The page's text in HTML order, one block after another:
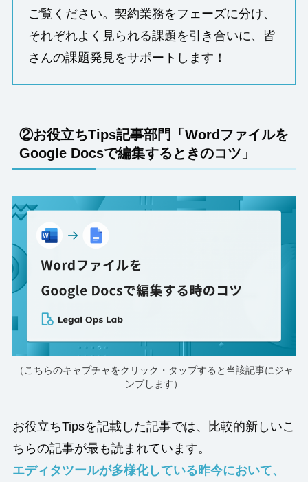
ご覧ください。契約業務をフェーズに分け、
それぞれよく見られる課題を引き合いに、皆
さんの課題発見をサポートします！
②お役立ちTips記事部門「Wordファイルを
Google Docsで編集するときのコツ」
（こちらのキャプチャをクリック・タップすると当該記事にジャ
ンプします）
お役立ちTipsを記載した記事では、比較的新しいこ
ちらの記事が最も読まれています。
エディタツールが多様化している昨今において、